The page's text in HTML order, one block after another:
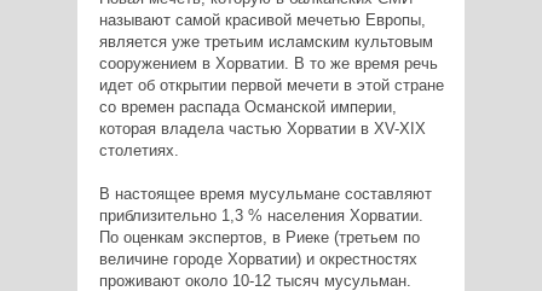
называют самой красивой мечетью Европы,
является уже третьим исламским культовым
сооружением в Хорватии. В то же время речь
идет об открытии первой мечети в этой стране
со времен распада Османской империи,
которая владела частью Хорватии в XV-XIX
столетиях.
В настоящее время мусульмане составляют
приблизительно 1,3 % населения Хорватии.
По оценкам экспертов, в Риеке (третьем по
величине городе Хорватии) и окрестностях
проживают около 10-12 тысяч мусульман.